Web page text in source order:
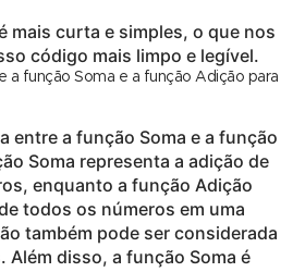
mais curta e simples, o que nos
código mais limpo e legível.
a função Soma e a função Adição para
entre a função Soma e a função
Soma representa a adição de
enquanto a função Adição
todos os números em uma
também pode ser considerada
Além disso, a função Soma é